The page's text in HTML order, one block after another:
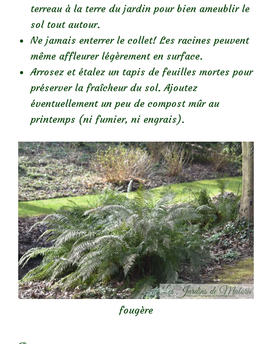
terreau à la terre du jardin pour bien ameublir le
sol tout autour.
Ne jamais enterrer le collet! Les racines peuvent
même affleurer légèrement en surface.
Arrosez et étalez un tapis de feuilles mortes pour
préserver la fraîcheur du sol. Ajoutez
éventuellement un peu de compost mûr au
printemps (ni fumier, ni engrais).
fougère